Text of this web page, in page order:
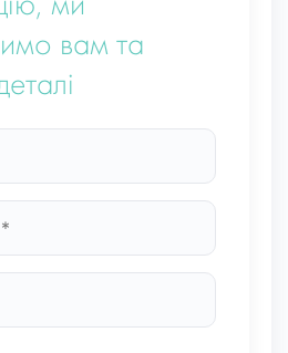
ми
вам та